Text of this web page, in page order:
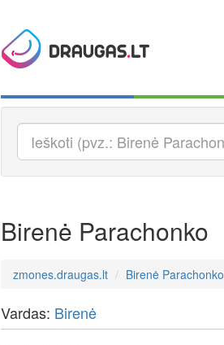
Birenė Parachonko
zmones.draugas.lt Birenė Parachonko
Vardas: Birenė